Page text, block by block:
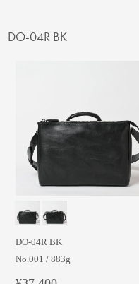
DO-04R BK
DO-04R BK
No.001 / 883g